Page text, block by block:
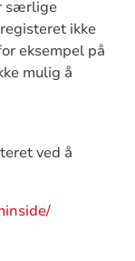
særlige
ikke
eksempel på
mulig å
ved å